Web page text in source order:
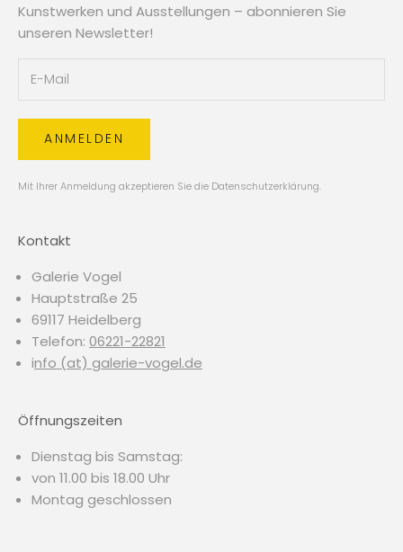
Kunstwerken und Ausstellungen – abonnieren Sie
unseren Newsletter!
ANMELDEN
Mit Ihrer Anmeldung akzeptieren Sie die Datenschutzerklärung.
Kontakt
Galerie Vogel
Hauptstraße 25
69117 Heidelberg
Telefon: 06221-22821
info (at) galerie-vogel.de
Öffnungszeiten
Dienstag bis Samstag:
von 11.00 bis 18.00 Uhr
Montag geschlossen